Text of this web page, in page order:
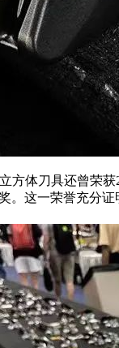
方体刀具还曾荣
。这一荣誉充分